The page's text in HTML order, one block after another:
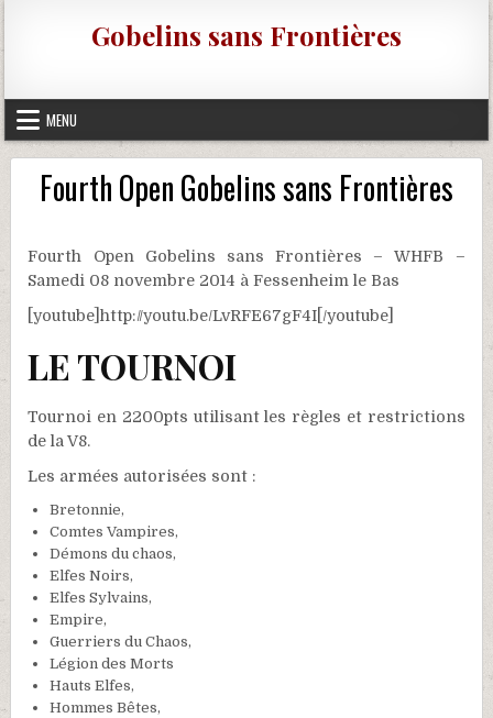
Gobelins sans Frontières
MENU
Fourth Open Gobelins sans Frontières
Fourth Open Gobelins sans Frontières – WHFB –
Samedi 08 novembre 2014 à Fessenheim le Bas
[youtube]http://youtu.be/LvRFE67gF4I[/youtube]
LE TOURNOI
Tournoi en 2200pts utilisant les règles et restrictions
de la V8.
Les armées autorisées sont :
Bretonnie,
Comtes Vampires,
Démons du chaos,
Elfes Noirs,
Elfes Sylvains,
Empire,
Guerriers du Chaos,
Légion des Morts
Hauts Elfes,
Hommes Bêtes,